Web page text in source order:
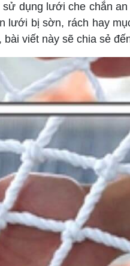
dụng lưới che chắn
lưới bị sờn, rách hay
viết này sẽ chia sẻ